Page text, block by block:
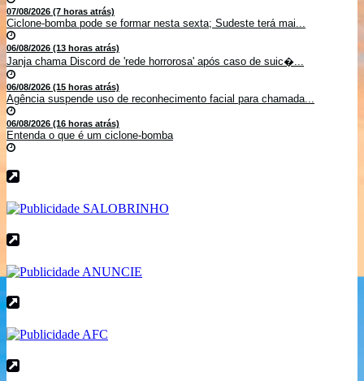
07/08/2026 (7 horas atrás)
Ciclone-bomba pode se formar nesta sexta; Sudeste terá mai...
06/08/2026 (13 horas atrás)
Janja chama Discord de 'rede horrorosa' após caso de suic�...
06/08/2026 (15 horas atrás)
Agência suspende uso de reconhecimento facial para chamada...
06/08/2026 (16 horas atrás)
Entenda o que é um ciclone-bomba